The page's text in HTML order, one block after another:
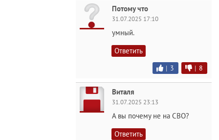
Потому что
31.07.2025 17:10
умный.
Ответить
| 3 | 8
Виталя
31.07.2025 23:13
А вы почему не на СВО?
Ответить